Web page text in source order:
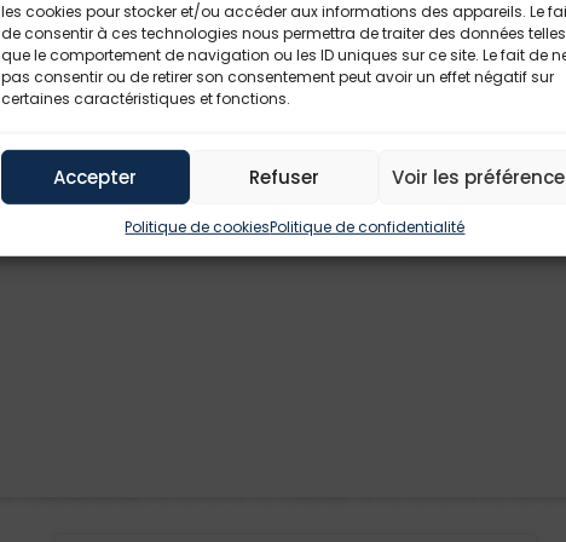
les cookies pour stocker et/ou accéder aux informations des appareils. Le
de consentir à ces technologies nous permettra de traiter des données telles
que le comportement de navigation ou les ID uniques sur ce site. Le fait de
pas consentir ou de retirer son consentement peut avoir un effet négatif sur
certaines caractéristiques et fonctions.
Accepter Refuser Voir les
Politique de cookiesPolitique de confidentialité